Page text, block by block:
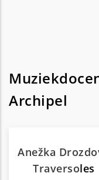
Archipel
Anežka
Traversoles